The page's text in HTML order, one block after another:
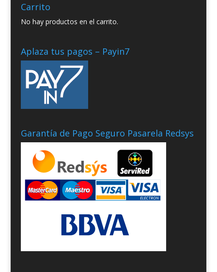
Carrito
No hay productos en el carrito.
Aplaza tus pagos – Payin7
Garantía de Pago Seguro Pasarela Redsys